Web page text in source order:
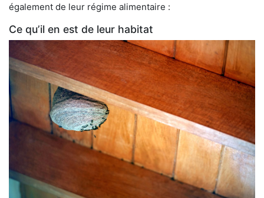
également de leur régime alimentaire :
Ce qu’il en est de leur habitat